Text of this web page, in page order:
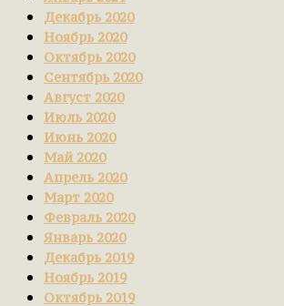
Декабрь 2020
Ноябрь 2020
Октябрь 2020
Сентябрь 2020
Август 2020
Июль 2020
Июнь 2020
Май 2020
Апрель 2020
Март 2020
Февраль 2020
Январь 2020
Декабрь 2019
Ноябрь 2019
Октябрь 2019